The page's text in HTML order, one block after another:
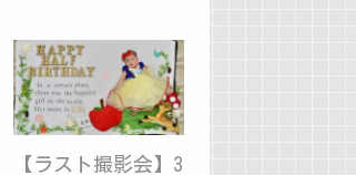
【ラスト撮影会】3